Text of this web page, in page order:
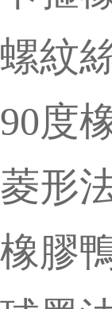
螺紋
90度
菱形
橡膠